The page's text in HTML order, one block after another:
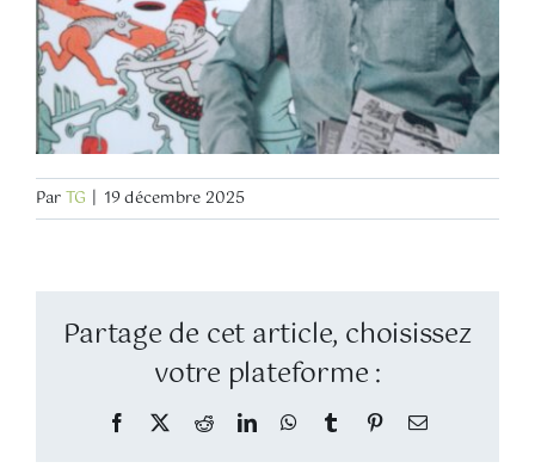
ParTG | 19 décembre 2025
Partage de cet article, choisissez
votre plateforme :
Facebook
TwitterRedditLinkedInWhatsApp
TumblrPinterestEmail